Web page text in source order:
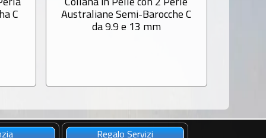
C
Collana in Pelle con 2 Perle
Australiane Semi-Barocche C
da 9.9 e 13 mm
Regalo Servizi